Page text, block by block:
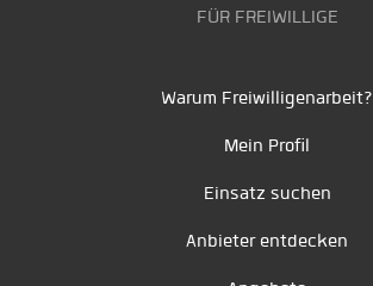
FÜR FREIWILLIGE
Warum Freiwilligenarbeit?
Mein Profil
Einsatz suchen
Anbieter entdecken